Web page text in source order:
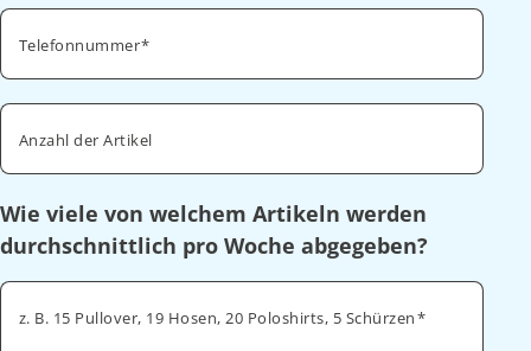
Telefonnummer
Anzahl der Artikel
Wie viele von welchem Artikeln werden
durchschnittlich pro Woche abgegeben?
z. B. 15 Pullover, 19 Hosen, 20 Poloshirts, 5 Schürzen